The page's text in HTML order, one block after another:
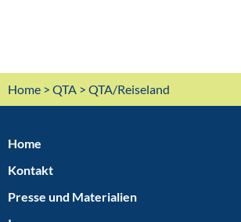
Home > QTA > QTA/Reiseland
Home
Kontakt
Presse und Materialien